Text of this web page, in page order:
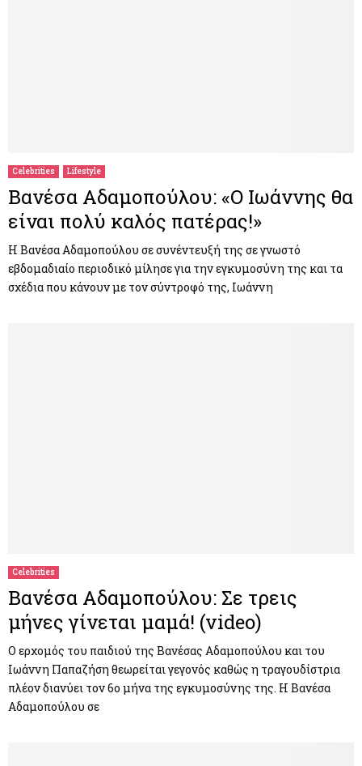
Celebrities Lifestyle
Βανέσα Αδαμοπούλου: «Ο Ιωάννης θα
είναι πολύ καλός πατέρας!»
Η Βανέσα Αδαμοπούλου σε συνέντευξή της σε γνωστό
εβδομαδιαίο περιοδικό μίλησε για την εγκυμοσύνη της και τα
σχέδια που κάνουν με τον σύντροφό της, Ιωάννη
Celebrities
Βανέσα Αδαμοπούλου: Σε τρεις
μήνες γίνεται μαμά! (video)
Ο ερχομός του παιδιού της Βανέσας Αδαμοπούλου και του
Ιωάννη Παπαζήση θεωρείται γεγονός καθώς η τραγουδίστρια
πλέον διανύει τον 6ο μήνα της εγκυμοσύνης της. Η Βανέσα
Αδαμοπούλου σε